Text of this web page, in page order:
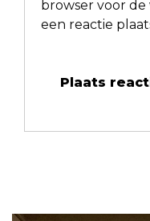
browser voor
een reactie